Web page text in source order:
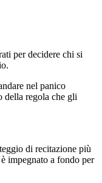
per decidere chi si
nel panico
della regola che gli
di recitazione più
impegnato a fondo per